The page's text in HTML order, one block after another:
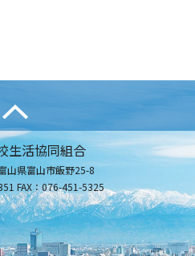
生活協同組合
県富山市飯野25-8
FAX：076-451-5325